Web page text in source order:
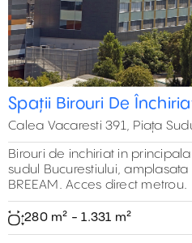
Spații Birouri De
Calea Vacaresti 391, Piața
Birouri de inchiriat in
sudul Bucurestiului,
BREEAM. Acces direct metrou.
280 m² - 1.331 m²